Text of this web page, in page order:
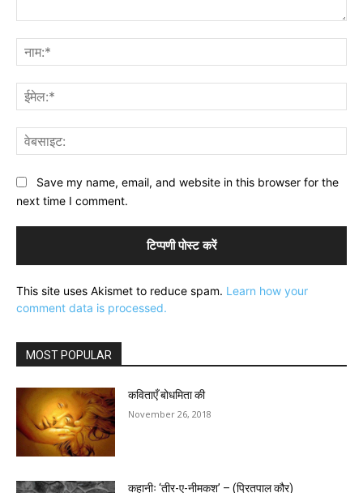
Save my name, email, and website in this browser for the
next time I comment.
This site uses Akismet to reduce spam. Learn how your
comment data is processed.
MOST POPULAR
कविताएँ बोधमिता की
November 26, 2018
कहानीः ‘तीर-ए-नीमकश’ – (प्रितपाल कौर)